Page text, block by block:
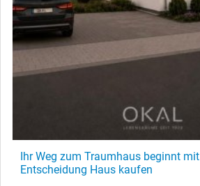
Ihr Weg zum Traumhaus beginnt
Entscheidung Haus kaufen